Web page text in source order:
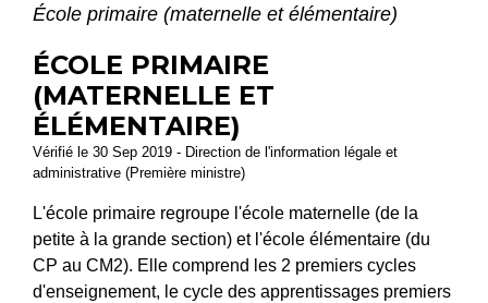
École primaire (maternelle et élémentaire)
ÉCOLE PRIMAIRE
(MATERNELLE ET
ÉLÉMENTAIRE)
Vérifié le 30 Sep 2019 - Direction de l'information légale et
administrative (Première ministre)
L'école primaire regroupe l'école maternelle (de la
petite à la grande section) et l'école élémentaire (du
CP au CM2). Elle comprend les 2 premiers cycles
d'enseignement, le cycle des apprentissages premiers